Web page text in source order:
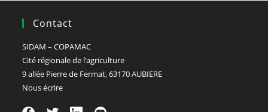
Contact
SIDAM – COPAMAC
Cité régionale de l’agriculture
9 allée Pierre de Fermat, 63170 AUBIERE
Nous écrire